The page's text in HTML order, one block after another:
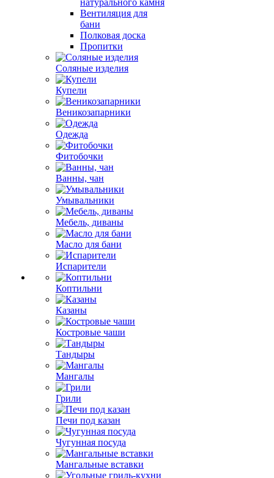
натурального камня
Вентиляция для
бани
Полковая доска
Пропитки
Соляные изделия
Купели
Веникозапарники
Одежда
Фитобочки
Ванны, чан
Умывальники
Мебель, диваны
Масло для бани
Испарители
Коптильни
Казаны
Костровые чаши
Тандыры
Мангалы
Грили
Печи под казан
Чугунная посуда
Мангальные вставки